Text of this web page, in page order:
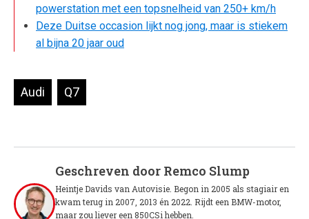
powerstation met een topsnelheid van 250+ km/h
Deze Duitse occasion lijkt nog jong, maar is stiekem
al bijna 20 jaar oud
Audi Q7
Geschreven door Remco Slump
Heintje Davids van Autovisie. Begon in 2005 als stagiair en
kwam terug in 2007, 2013 én 2022. Rijdt een BMW-motor,
maar zou liever een 850CSi hebben.